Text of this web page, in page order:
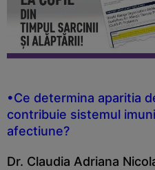
•Ce determina aparitia
contribuie sistemul
afectiune?
Dr. Claudia Adriana